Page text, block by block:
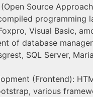
Source
programming
Visual Basic,
of database
SQL Server,
(Frontend):
various